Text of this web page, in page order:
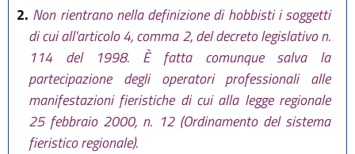
2. Non rientrano nella definizione di hobbisti i soggetti
di cui all'articolo 4, comma 2, del decreto legislativo n.
114 del 1998. È fatta comunque salva la
partecipazione degli operatori professionali alle
manifestazioni fieristiche di cui alla legge regionale
25 febbraio 2000, n. 12 (Ordinamento del sistema
fieristico regionale).